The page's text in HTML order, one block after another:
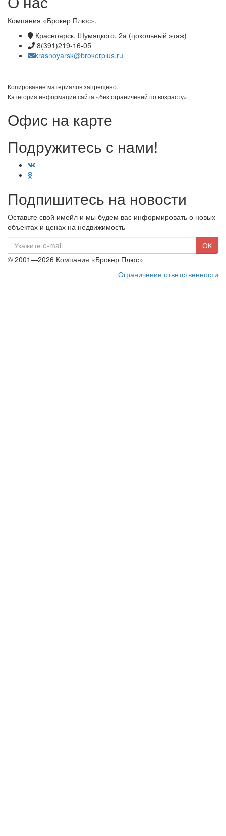
Компания «Брокер Плюс».
Красноярск, Шумяцкого, 2а (цокольный этаж)
8(391)219-16-05
krasnoyarsk@brokerplus.ru
Копирование материалов запрещено.
Категория информации сайта «без ограничений по возрасту»
Офис на карте
Подружитесь с нами!
Подпишитесь на новости
Оставьте свой имейл и мы будем вас информировать о новых
объектах и ценах на недвижимость
mail
ОК
© 2001—2026 Компания «Брокер Плюс»
Ограничение ответственности